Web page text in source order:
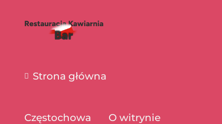
Strona główna
Częstochowa O witrynie